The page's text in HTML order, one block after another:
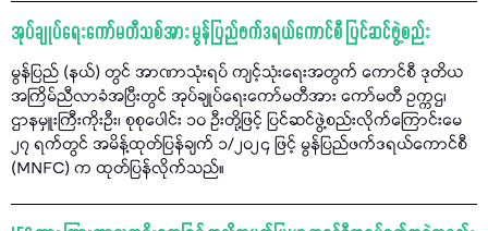
အုပ်ချုပ်ရေးကော်မတီသစ်အား မွန်ပြည်ဖက်ဒရယ်ကောင်စီ ပြင်ဆင်ဖွဲ့စည်း
မွန်ပြည် (နယ်) တွင် အာဏာသုံးရပ် ကျင့်သုံးရေးအတွက် ကောင်စီ ဒုတိယ
အကြိမ်ညီလာခံအပြီးတွင် အုပ်ချုပ်ရေးကော်မတီအား ကော်မတီ ဥက္ကဌ၊
ဌာနမှူးကြီးကိုးဦး၊ စုစုပေါင်း ၁၀ ဦးတို့ဖြင့် ပြင်ဆင်ဖွဲ့စည်းလိုက်ကြောင်းမေ
၂၇ ရက်တွင် အမိန့်ထုတ်ပြန်ချက် ၁/၂၀၂၄ ဖြင့် မွန်ပြည်ဖက်ဒရယ်ကောင်စီ
(MNFC) က ထုတ်ပြန်လိုက်သည်။